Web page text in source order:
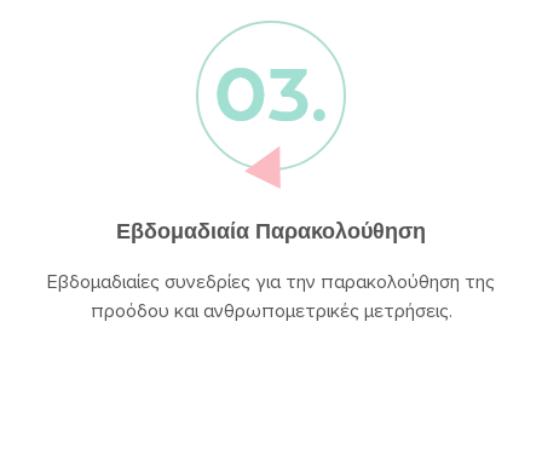
Εβδομαδιαία Παρακολούθηση
Εβδομαδιαίες συνεδρίες για την παρακολούθηση της
προόδου και ανθρωπομετρικές μετρήσεις.